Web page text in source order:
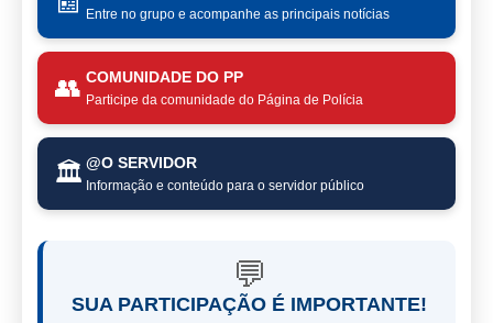
Entre no grupo e acompanhe as principais notícias
👥 COMUNIDADE DO PP
Participe da comunidade do Página de Polícia
🏛️ @O SERVIDOR
Informação e conteúdo para o servidor público
💬
SUA PARTICIPAÇÃO É IMPORTANTE!